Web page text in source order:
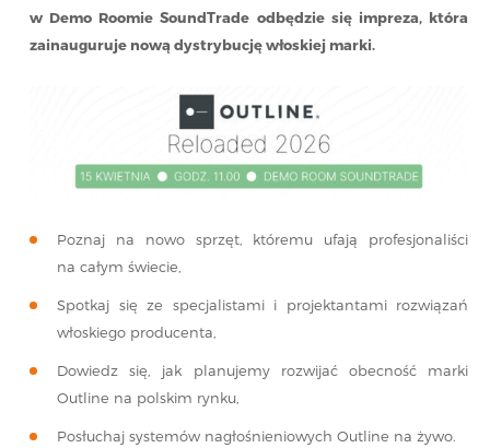
w Demo Roomie SoundTrade odbędzie się impreza, która
zainauguruje nową dystrybucję włoskiej marki.
Poznaj na nowo sprzęt, któremu ufają profesjonaliści
na całym świecie,
Spotkaj się ze specjalistami i projektantami rozwiązań
włoskiego producenta,
Dowiedz się, jak planujemy rozwijać obecność marki
Outline na polskim rynku,
Posłuchaj systemów nagłośnieniowych Outline na żywo.